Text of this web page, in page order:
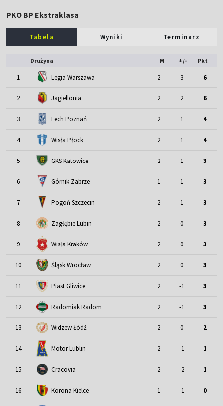
PKO BP Ekstraklasa
Tabela Wyniki Terminarz
Drużyna M +/- Pkt
1 Legia Warszawa 2 3 6
2 Jagiellonia 2 2 6
3 Lech Poznań 2 1 4
4 Wisła Płock 2 1 4
5 GKS Katowice 2 1 3
6 Górnik Zabrze 1 1 3
7 Pogoń Szczecin 2 1 3
8 Zagłębie Lubin 2 0 3
9 Wisła Kraków 2 0 3
10 Śląsk Wrocław 2 0 3
11 Piast Gliwice 2 -1 3
12 Radomiak Radom 2 -1 3
13 Widzew Łódź 2 0 2
14 Motor Lublin 2 -1 1
15 Cracovia 2 -2 1
16 Korona Kielce 1 -1 0